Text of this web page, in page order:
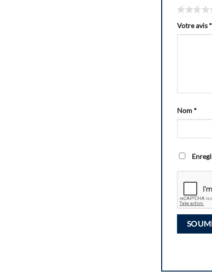
Votre avis*
Nom*